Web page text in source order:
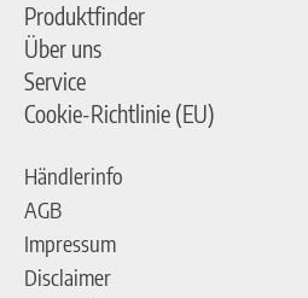
Produktfinder
Über uns
Service
Cookie-Richtlinie (EU)
Händlerinfo
AGB
Impressum
Disclaimer